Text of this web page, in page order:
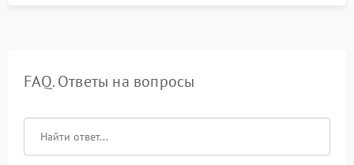
FAQ. Ответы на вопросы